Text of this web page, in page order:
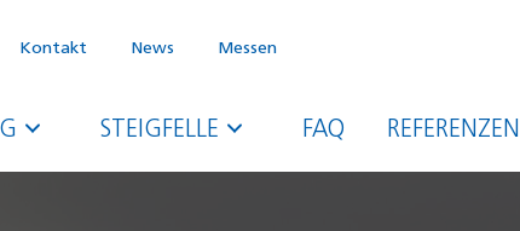
STEIGFELLE FAQ REFERENZEN
Kontakt News Messen